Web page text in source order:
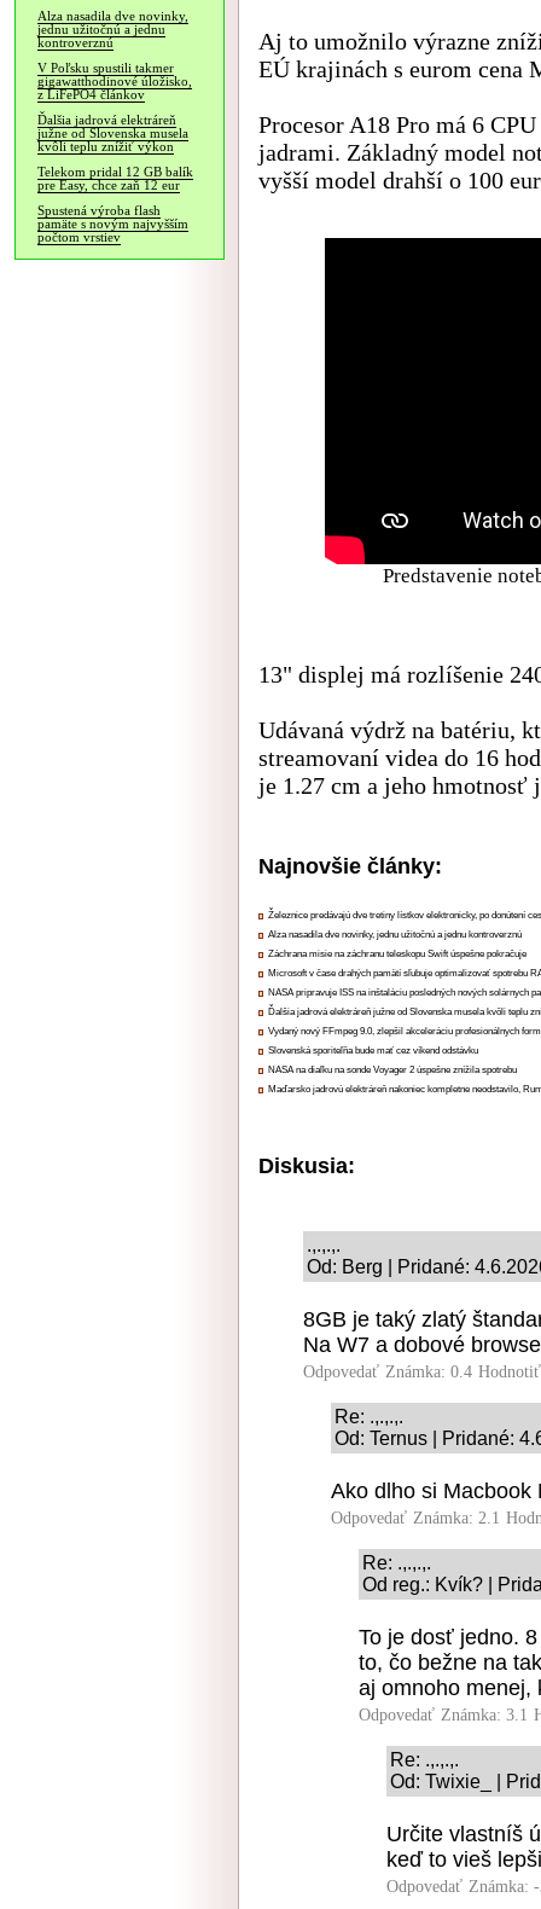
Alza nasadila dve novinky,
jednu užitočnú a jednu
kontroverznú
V Poľsku spustili takmer
gigawatthodinové úložisko,
z LiFePO4 článkov
Ďalšia jadrová elektráreň
južne od Slovenska musela
kvôli teplu znížiť výkon
Telekom pridal 12 GB balík
pre Easy, chce zaň 12 eur
Spustená výroba flash
pamäte s novým najvyšším
počtom vrstiev
Aj to umožnilo výrazne
EÚ krajinách s eurom cena
Procesor A18 Pro má 6
jadrami. Základný model
vyšší model drahší o 100
Predstavenie
13" displej má rozlíšenie
Udávaná výdrž na batériu,
streamovaní videa do 16
je 1.27 cm a jeho hmotnosť
Najnovšie články:
Železnice predávajú dve tretiny lístkov elektronicky, po donútení
Alza nasadila dve novinky, jednu užitočnú a jednu kontroverznú
Záchrana misie na záchranu teleskopu Swift úspešne pokračuje
Microsoft v čase drahých pamätí sľubuje optimalizovať spotrebu
NASA pripravuje ISS na inštaláciu posledných nových solárnych
Ďalšia jadrová elektráreň južne od Slovenska musela kvôli teplu
Vydaný nový FFmpeg 9.0, zlepšil akceleráciu profesionálnych
Slovenská sporiteľňa bude mať cez víkend odstávku
NASA na diaľku na sonde Voyager 2 úspešne znížila spotrebu
Maďarsko jadrovú elektráreň nakoniec kompletne neodstavilo,
Diskusia:
.,.,.,.
Od: Berg | Pridané:
8GB je taký zlatý
Na W7 a dobové
Odpovedať Známka: 0.4
Re: .,.,.,.
Od: Ternus | Pridané:
Ako dlho si Macbook
Odpovedať Známka: 2.1
Re: .,.,.,.
Od reg.: Kvík? |
To je dosť jedno.
to, čo bežne na
aj omnoho menej,
Odpovedať Známka: 3.1
Re: .,.,.,.
Od: Twixie_ |
Určite vlastníš
keď to vieš
Odpovedať Známka: